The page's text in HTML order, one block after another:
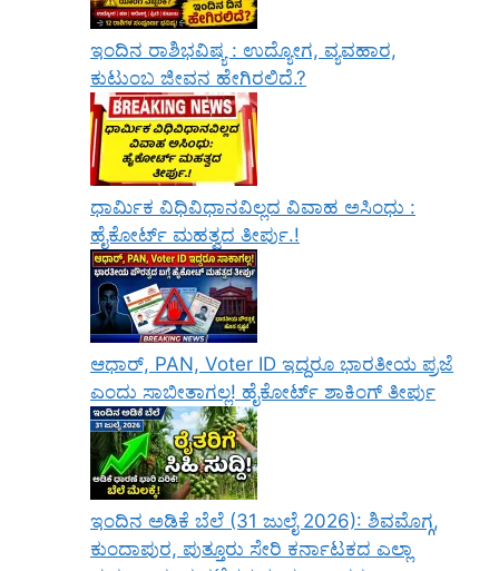
ಇಂದಿನ ರಾಶಿಭವಿಷ್ಯ : ಉದ್ಯೋಗ, ವ್ಯವಹಾರ,
ಕುಟುಂಬ ಜೀವನ ಹೇಗಿರಲಿದೆ.?
ಧಾರ್ಮಿಕ ವಿಧಿವಿಧಾನವಿಲ್ಲದ ವಿವಾಹ ಅಸಿಂಧು :
ಹೈಕೋರ್ಟ್ ಮಹತ್ವದ ತೀರ್ಪು.!
ಆಧಾರ್, PAN, Voter ID ಇದ್ದರೂ ಭಾರತೀಯ ಪ್ರಜೆ
ಎಂದು ಸಾಬೀತಾಗಲ್ಲ! ಹೈಕೋರ್ಟ್ ಶಾಕಿಂಗ್ ತೀರ್ಪು
ಇಂದಿನ ಅಡಿಕೆ ಬೆಲೆ (31 ಜುಲೈ 2026): ಶಿವಮೊಗ್ಗ,
ಕುಂದಾಪುರ, ಪುತ್ತೂರು ಸೇರಿ ಕರ್ನಾಟಕದ ಎಲ್ಲಾ